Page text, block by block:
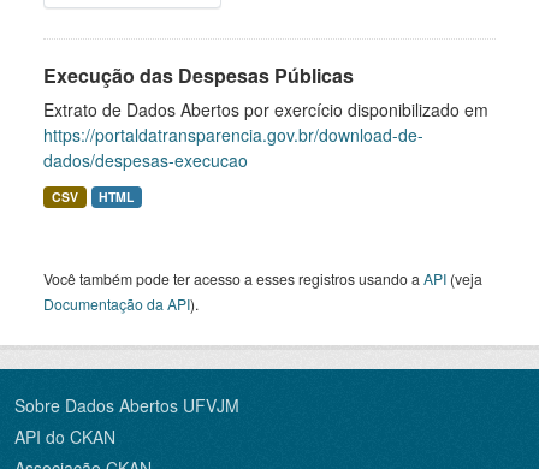
Execução das Despesas Públicas
Extrato de Dados Abertos por exercício disponibilizado em
https://portaldatransparencia.gov.br/download-de-
dados/despesas-execucao
CSV HTML
Você também pode ter acesso a esses registros usando a API (veja
Documentação da API).
Sobre Dados Abertos UFVJM
API do CKAN